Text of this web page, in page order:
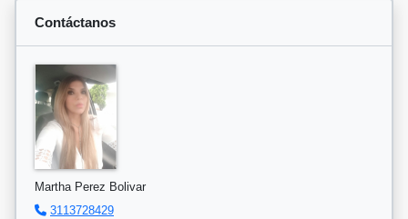
Contáctanos
Martha Perez Bolivar
3113728429